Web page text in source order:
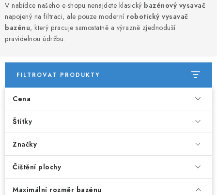
BAZAR
Úvod O nás Blog Doprava & platby
V nabídce našeho e-shopu nenajdete klasický bazénový vysavač
napojený na filtraci, ale pouze moderní robotický vysavač
bazénu, který pracuje samostatně a výrazně zjednoduší
pravidelnou údržbu.
FILTROVAT PRODUKTY
Cena
Štítky
Značky
Čištění plochy
Maximální rozměr bazénu